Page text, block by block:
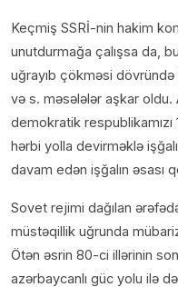
Keçmiş SSRİ-nin hakim
unutdurmağa çalışsa da,
uğrayıb çökməsi
və s. məsələlər aşkar oldu.
demokratik
hərbi yolla devirməklə
davam edən işğalın əsası
Sovet rejimi dağılan
müstəqillik uğrunda
Ötən əsrin 80-ci illərinin
azərbaycanlı güc yolu ilə